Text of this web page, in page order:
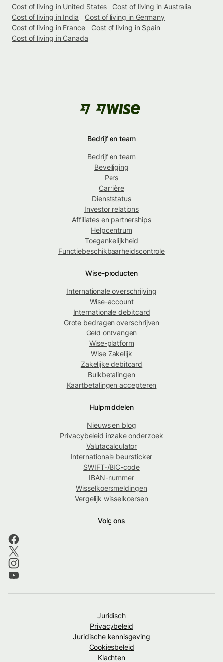
Cost of living in United States
Cost of living in Australia
Cost of living in India
Cost of living in Germany
Cost of living in France
Cost of living in Spain
Cost of living in Canada
Bedrijf en team
Bedrijf en team
Beveiliging
Pers
Carrière
Dienststatus
Investor relations
Affiliates en partnerships
Helpcentrum
Toegankelijkheid
Functiebeschikbaarheidscontrole
Wise-producten
Internationale overschrijving
Wise-account
Internationale debitcard
Grote bedragen overschrijven
Geld ontvangen
Wise-platform
Wise Zakelijk
Zakelijke debitcard
Bulkbetalingen
Kaartbetalingen accepteren
Hulpmiddelen
Nieuws en blog
Privacybeleid inzake onderzoek
Valutacalculator
Internationale beursticker
SWIFT-/BIC-code
IBAN-nummer
Wisselkoersmeldingen
Vergelijk wisselkoersen
Volg ons
Juridisch
Privacybeleid
Juridische kennisgeving
Cookiesbeleid
Klachten